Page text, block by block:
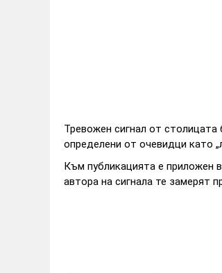
Тревожен сигнал от
определени от очевидци като
Към публикацията е приложен
автора на сигнала те замерят